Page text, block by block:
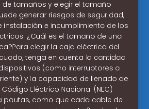
de tamaños y elegir el tamaño
generar riesgos de seguridad,
instalación e incumplimiento de los
¿Cuál es el tamaño de una
elegir la caja eléctrica del
tenga en cuenta la cantidad
(como interruptores o
y la capacidad de llenado de
Código Eléctrico Nacional (NEC)
pautas, como que cada cable de